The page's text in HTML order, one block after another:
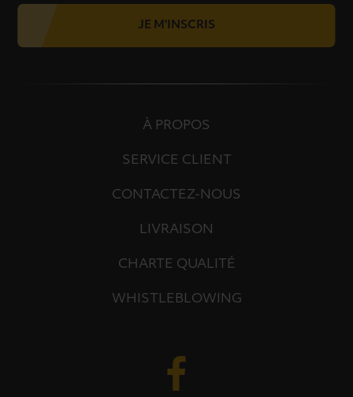
JE M'INSCRIS
À PROPOS
SERVICE CLIENT
CONTACTEZ-NOUS
LIVRAISON
CHARTE QUALITÉ
WHISTLEBLOWING